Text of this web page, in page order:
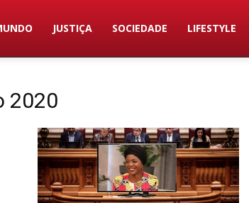
JUSTIÇA SOCIEDADE LIFESTYLE
2020